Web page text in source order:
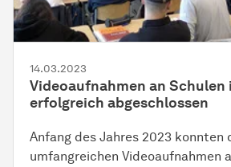
14.03.2023
Videoaufnahmen an Schulen
erfolgreich abgeschlossen
Anfang des Jahres 2023 konnten
umfangreichen Videoaufnahmen